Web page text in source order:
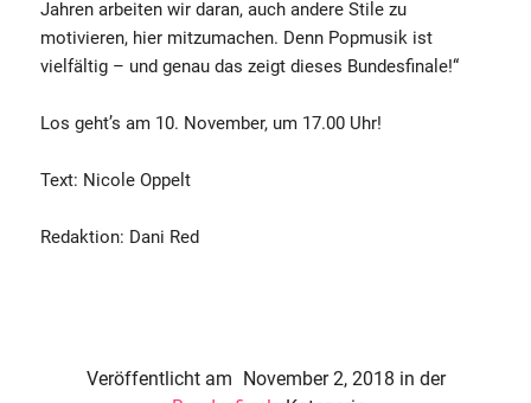
Jahren arbeiten wir daran, auch andere Stile zu
motivieren, hier mitzumachen. Denn Popmusik ist
vielfältig – und genau das zeigt dieses Bundesfinale!“
Los geht’s am 10. November, um 17.00 Uhr!
Text: Nicole Oppelt
Redaktion: Dani Red
Veröffentlicht am November 2, 2018 in der